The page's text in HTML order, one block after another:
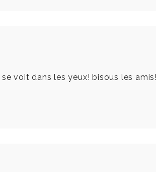
voit dans les yeux! bisous les